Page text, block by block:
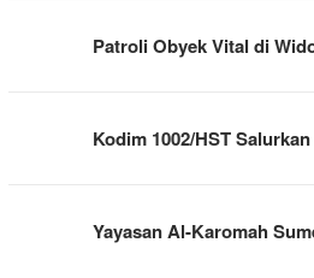
Patroli Obyek Vital di
Kodim 1002/HST
Yayasan Al-Karomah